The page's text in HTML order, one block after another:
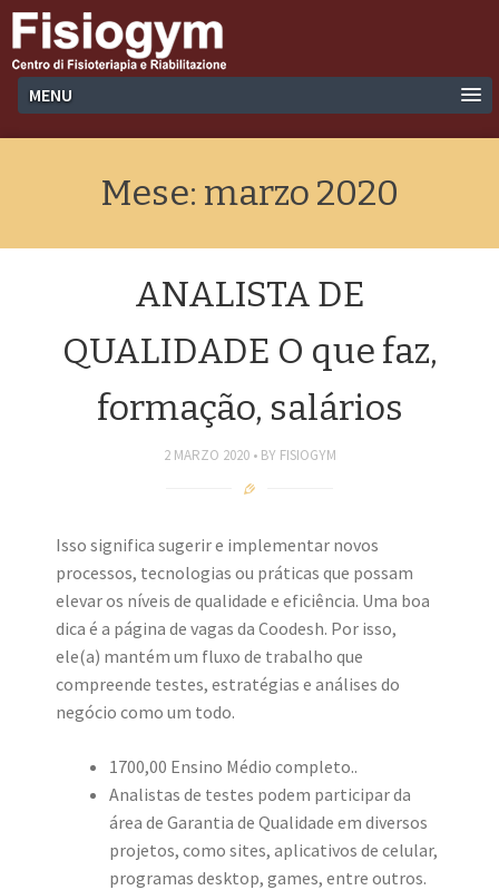
MENU
Mese: marzo 2020
ANALISTA DE
QUALIDADE O que faz,
formação, salários
2 MARZO 2020 BY FISIOGYM
Isso significa sugerir e implementar novos
processos, tecnologias ou práticas que possam
elevar os níveis de qualidade e eficiência. Uma boa
dica é a página de vagas da Coodesh. Por isso,
ele(a) mantém um fluxo de trabalho que
compreende testes, estratégias e análises do
negócio como um todo.
1700,00 Ensino Médio completo..
Analistas de testes podem participar da
área de Garantia de Qualidade em diversos
projetos, como sites, aplicativos de celular,
programas desktop, games, entre outros.